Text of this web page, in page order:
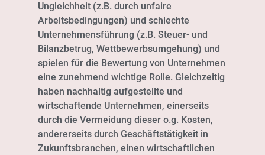
Ungleichheit (z.B. durch unfaire
Arbeitsbedingungen) und schlechte
Unternehmensführung (z.B. Steuer- und
Bilanzbetrug, Wettbewerbsumgehung) und
spielen für die Bewertung von Unternehmen
eine zunehmend wichtige Rolle. Gleichzeitig
haben nachhaltig aufgestellte und
wirtschaftende Unternehmen, einerseits
durch die Vermeidung dieser o.g. Kosten,
andererseits durch Geschäftstätigkeit in
Zukunftsbranchen, einen wirtschaftlichen